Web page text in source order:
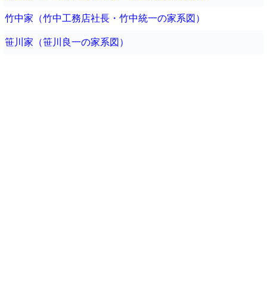
竹中家（竹中工務店社長・竹中統一の家系図）
笹川家（笹川良一の家系図）